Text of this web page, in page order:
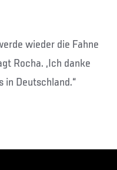
wieder die Fahne
Rocha. „Ich danke
in Deutschland.“